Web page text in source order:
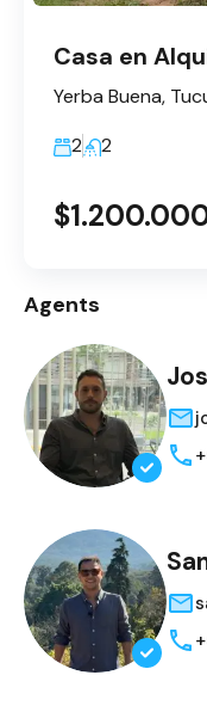
Yerba Buena,
2
2
Agents